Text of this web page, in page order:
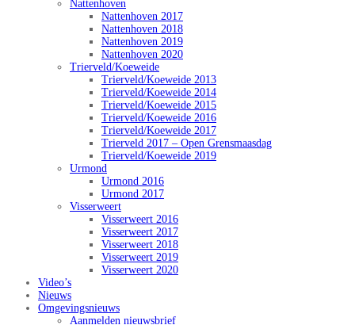
Nattenhoven
Nattenhoven 2017
Nattenhoven 2018
Nattenhoven 2019
Nattenhoven 2020
Trierveld/Koeweide
Trierveld/Koeweide 2013
Trierveld/Koeweide 2014
Trierveld/Koeweide 2015
Trierveld/Koeweide 2016
Trierveld/Koeweide 2017
Trierveld 2017 – Open Grensmaasdag
Trierveld/Koeweide 2019
Urmond
Urmond 2016
Urmond 2017
Visserweert
Visserweert 2016
Visserweert 2017
Visserweert 2018
Visserweert 2019
Visserweert 2020
Video’s
Nieuws
Omgevingsnieuws
Aanmelden nieuwsbrief